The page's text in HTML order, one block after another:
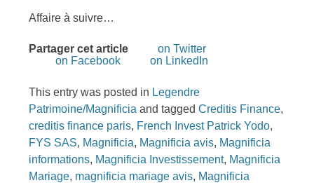
Affaire à suivre…
Partager cet article
on Twitter
on Facebook
on LinkedIn
This entry was posted in Legendre
Patrimoine/Magnificia and taggedCreditis Finance,
creditis finance paris, French Invest Patrick Yodo,
FYS SAS, Magnificia, Magnificia avis, Magnificia
informations, Magnificia Investissement, Magnificia
Mariage, magnificia mariage avis, Magnificia